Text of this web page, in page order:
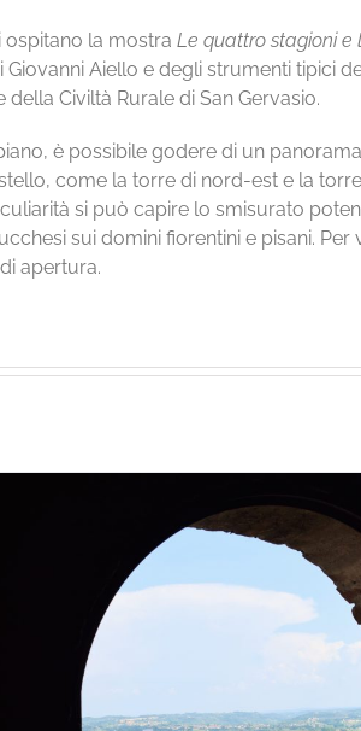
ospitano la mostra Le quattro stagioni
Giovanni Aiello e degli strumenti tipici
Civiltà Rurale di San Gervasio.
è possibile godere di un
come la torre di nord-est e la
si può capire lo smisurato
sui domini fiorentini e pisani.
apertura.